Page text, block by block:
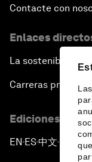
Contacte con
Enlaces
La sostenibilidad
Carreras
Ediciones en
EN ▪ES▪中文▪ 日本語